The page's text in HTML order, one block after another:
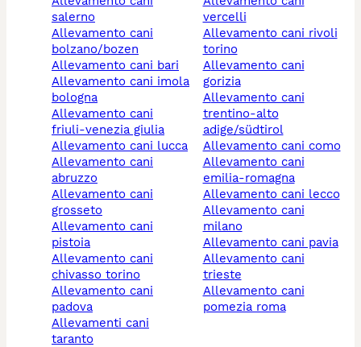
salerno
allevamento cani
bolzano/bozen
allevamento cani bari
allevamento cani imola
bologna
allevamento cani
friuli-venezia giulia
allevamento cani lucca
allevamento cani
abruzzo
allevamento cani
grosseto
allevamento cani
pistoia
allevamento cani
chivasso torino
allevamento cani
padova
allevamenti cani
taranto
vercelli
allevamento cani rivoli
torino
allevamento cani
gorizia
allevamento cani
trentino-alto
adige/südtirol
allevamento cani como
allevamento cani
emilia-romagna
allevamento cani lecco
allevamento cani
milano
allevamento cani pavia
allevamento cani
trieste
allevamento cani
pomezia roma